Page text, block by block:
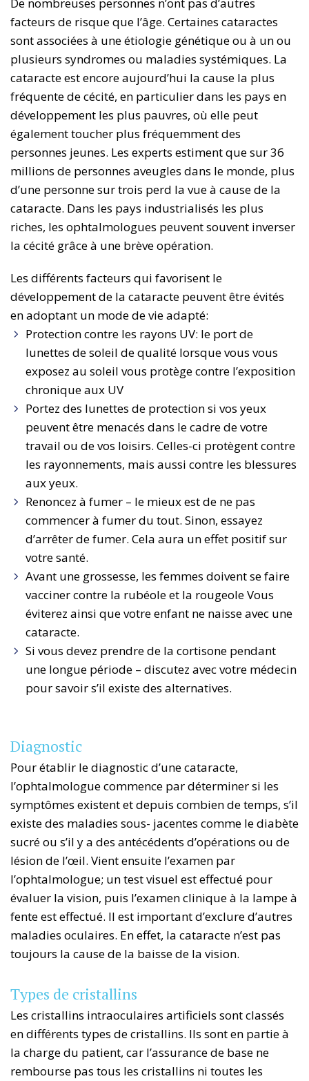
facteurs de risque que l’âge. Certaines cataractes
sont associées à une étiologie génétique ou à un ou
plusieurs syndromes ou maladies systémiques. La
cataracte est encore aujourd’hui la cause la plus
fréquente de cécité, en particulier dans les pays en
développement les plus pauvres, où elle peut
également toucher plus fréquemment des
personnes jeunes. Les experts estiment que sur 36
millions de personnes aveugles dans le monde, plus
d’une personne sur trois perd la vue à cause de la
cataracte. Dans les pays industrialisés les plus
riches, les ophtalmologues peuvent souvent inverser
la cécité grâce à une brève opération.
Les différents facteurs qui favorisent le
développement de la cataracte peuvent être évités
en adoptant un mode de vie adapté:
Protection contre les rayons UV: le port de
lunettes de soleil de qualité lorsque vous vous
exposez au soleil vous protège contre l’exposition
chronique aux UV
Portez des lunettes de protection si vos yeux
peuvent être menacés dans le cadre de votre
travail ou de vos loisirs. Celles-ci protègent contre
les rayonnements, mais aussi contre les blessures
aux yeux.
Renoncez à fumer – le mieux est de ne pas
commencer à fumer du tout. Sinon, essayez
d’arrêter de fumer. Cela aura un effet positif sur
votre santé.
Avant une grossesse, les femmes doivent se faire
vacciner contre la rubéole et la rougeole Vous
éviterez ainsi que votre enfant ne naisse avec une
cataracte.
Si vous devez prendre de la cortisone pendant
une longue période – discutez avec votre médecin
pour savoir s’il existe des alternatives.
Diagnostic
Pour établir le diagnostic d’une cataracte,
l’ophtalmologue commence par déterminer si les
symptômes existent et depuis combien de temps, s’il
existe des maladies sous- jacentes comme le diabète
sucré ou s’il y a des antécédents d’opérations ou de
lésion de l’œil. Vient ensuite l’examen par
l’ophtalmologue; un test visuel est effectué pour
évaluer la vision, puis l’examen clinique à la lampe à
fente est effectué. Il est important d’exclure d’autres
maladies oculaires. En effet, la cataracte n’est pas
toujours la cause de la baisse de la vision.
Types de cristallins
Les cristallins intraoculaires artificiels sont classés
en différents types de cristallins. Ils sont en partie à
la charge du patient, car l’assurance de base ne
rembourse pas tous les cristallins ni toutes les